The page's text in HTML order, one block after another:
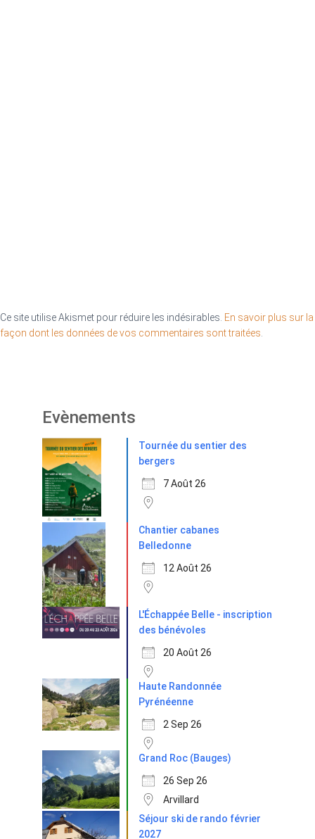
Ce site utilise Akismet pour réduire les indésirables. En savoir plus sur la
façon dont les données de vos commentaires sont traitées
Evènements
Tournée du sentier des
bergers
7 Août 26
Chantier cabanes
Belledonne
12 Août 26
L'Échappée Belle - inscription
des bénévoles
20 Août 26
Haute Randonnée
Pyrénéenne
2 Sep 26
Grand Roc (Bauges)
26 Sep 26
Arvillard
Séjour ski de rando février
2027